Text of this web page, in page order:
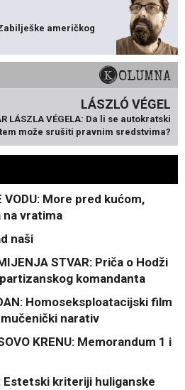
Zabilješke američkog
KOLUMNA
LÁSZLÓ VÉGEL
LÁSZLA VÉGELA: Da li se autokratski
može srušiti pravnim sredstvima?
VODU: More pred kućom,
na vratima
naši
STVAR: Priča o Hodži
komandanta
Homoseksploatacijski film
narativ
KRENU: Memorandum 1 i
Estetski kriteriji huliganske